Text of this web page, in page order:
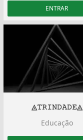
ENTRAR
◬𝚃𝚁𝙸𝙽𝙳𝙰𝙳𝙴◬
Educação